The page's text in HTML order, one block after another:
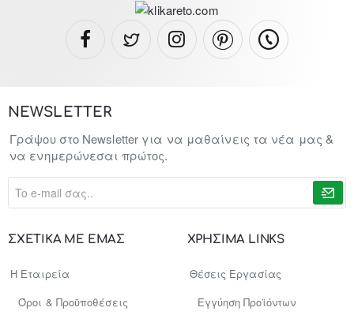
ΣΧΕΤΙΚΑ ΜΕ ΕΜΑΣ
Η Εταιρεία
Όροι & Προϋποθέσεις
ΧΡΗΣΙΜΑ LINKS
Θέσεις Εργασίας
Εγγύηση Προϊόντων
NEWSLETTER
Γράψου στο Newsletter για να μαθαίνεις τα νέα μας &
να ενημερώνεσαι πρώτος.
σας..